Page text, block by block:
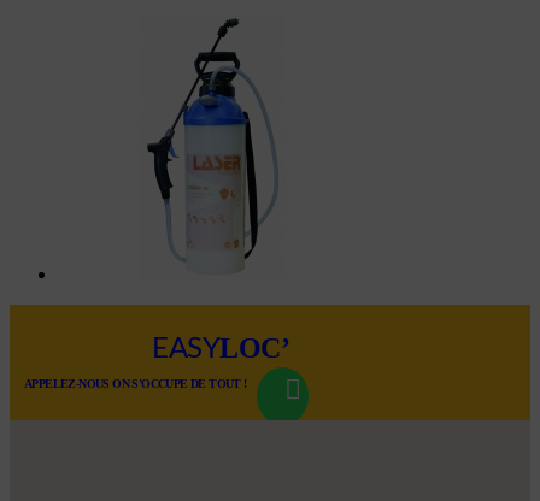
EASYLOC’
APPELEZ-NOUS ON S’OCCUPE DE TOUT !